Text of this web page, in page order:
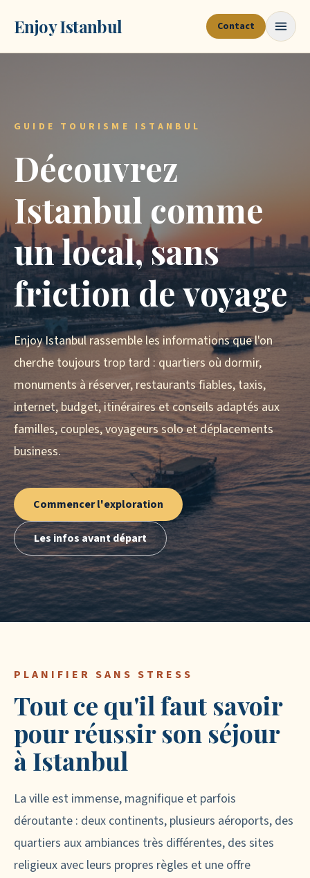
Enjoy Istanbul Contact
GUIDE TOURISME ISTANBUL
Découvrez
Istanbul comme
un local, sans
friction de voyage
Enjoy Istanbul rassemble les informations que l'on
cherche toujours trop tard : quartiers où dormir,
monuments à réserver, restaurants fiables, taxis,
internet, budget, itinéraires et conseils adaptés aux
familles, couples, voyageurs solo et déplacements
business.
Commencer l'exploration
Les infos avant départ
PLANIFIER SANS STRESS
Tout ce qu'il faut savoir
pour réussir son séjour
à Istanbul
La ville est immense, magnifique et parfois
déroutante : deux continents, plusieurs aéroports, des
quartiers aux ambiances très différentes, des sites
religieux avec leurs propres règles et une offre